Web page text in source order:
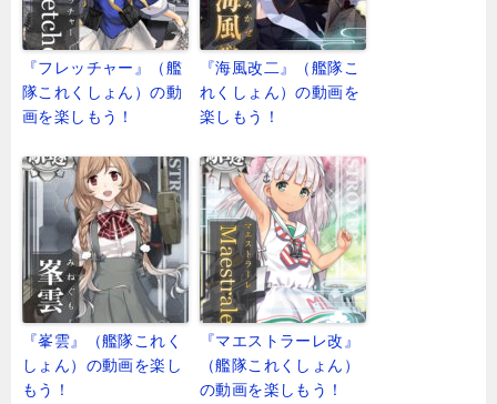
『フレッチャー』（艦
隊これくしょん）の動
画を楽しもう！
『海風改二』（艦隊こ
れくしょん）の動画を
楽しもう！
『峯雲』（艦隊これく
しょん）の動画を楽し
もう！
『マエストラーレ改』
（艦隊これくしょん）
の動画を楽しもう！